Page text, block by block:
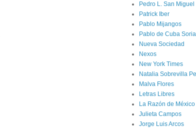
Pedro L. San Miguel
Patrick Iber
Pablo Mijangos
Pablo de Cuba Soria
Nueva Sociedad
Nexos
New York Times
Natalia Sobrevilla
Malva Flores
Letras Libres
La Razón de México
Julieta Campos
Jorge Luis Arcos